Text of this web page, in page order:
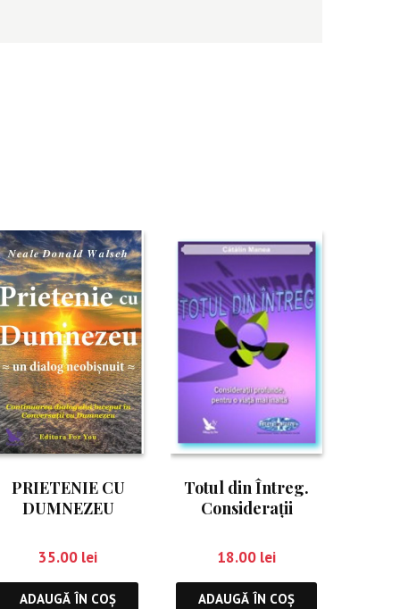
PRIETENIE CU
DUMNEZEU
35.00 lei
ADAUGĂ ÎN COȘ
Totul din Întreg.
Consideraţii
viaţă mai înaltă
18.00 lei
ADAUGĂ ÎN COȘ